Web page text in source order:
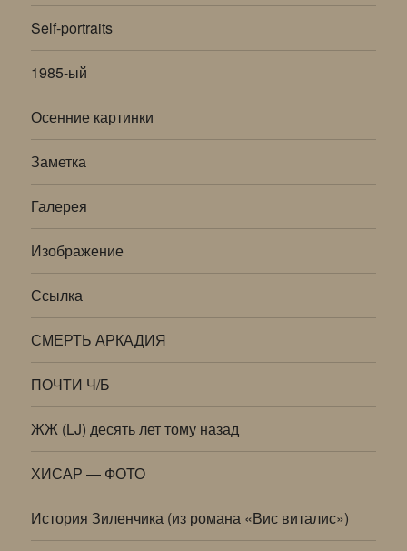
Self-portraits
1985-ый
Осенние картинки
Заметка
Галерея
Изображение
Ссылка
СМЕРТЬ АРКАДИЯ
ПОЧТИ Ч/Б
ЖЖ (LJ) десять лет тому назад
ХИСАР — ФОТО
История Зиленчика (из романа «Вис виталис»)